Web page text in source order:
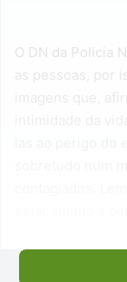
O DN da Policia
as pessoas, por